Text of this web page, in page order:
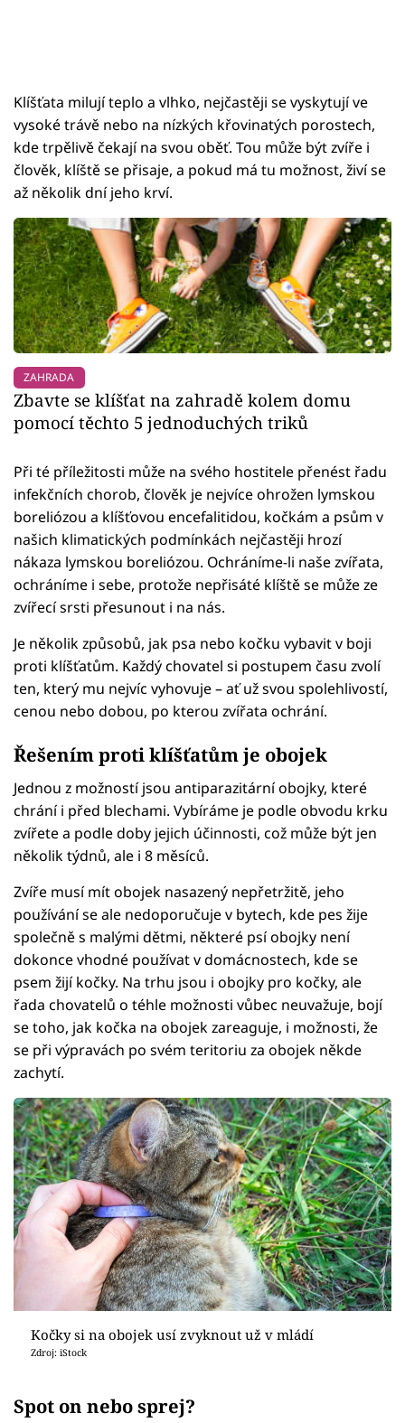
Klíšťata milují teplo a vlhko, nejčastěji se vyskytují ve
vysoké trávě nebo na nízkých křovinatých porostech,
kde trpělivě čekají na svou oběť. Tou může být zvíře i
člověk, klíště se přisaje, a pokud má tu možnost, živí se
až několik dní jeho krví.
ZAHRADA
Zbavte se klíšťat na zahradě kolem domu
pomocí těchto 5 jednoduchých triků
Při té příležitosti může na svého hostitele přenést řadu
infekčních chorob, člověk je nejvíce ohrožen lymskou
boreliózou a klíšťovou encefalitidou, kočkám a psům v
našich klimatických podmínkách nejčastěji hrozí
nákaza lymskou boreliózou. Ochráníme-li naše zvířata,
ochráníme i sebe, protože nepřisáté klíště se může ze
zvířecí srsti přesunout i na nás.
Je několik způsobů, jak psa nebo kočku vybavit v boji
proti klíšťatům. Každý chovatel si postupem času zvolí
ten, který mu nejvíc vyhovuje – ať už svou spolehlivostí,
cenou nebo dobou, po kterou zvířata ochrání.
Řešením proti klíšťatům je obojek
Jednou z možností jsou antiparazitární obojky, které
chrání i před blechami. Vybíráme je podle obvodu krku
zvířete a podle doby jejich účinnosti, což může být jen
několik týdnů, ale i 8 měsíců.
Zvíře musí mít obojek nasazený nepřetržitě, jeho
používání se ale nedoporučuje v bytech, kde pes žije
společně s malými dětmi, některé psí obojky není
dokonce vhodné používat v domácnostech, kde se
psem žijí kočky. Na trhu jsou i obojky pro kočky, ale
řada chovatelů o téhle možnosti vůbec neuvažuje, bojí
se toho, jak kočka na obojek zareaguje, i možnosti, že
se při výpravách po svém teritoriu za obojek někde
zachytí.
Kočky si na obojek usí zvyknout už v mládí
Zdroj: iStock
Spot on nebo sprej?